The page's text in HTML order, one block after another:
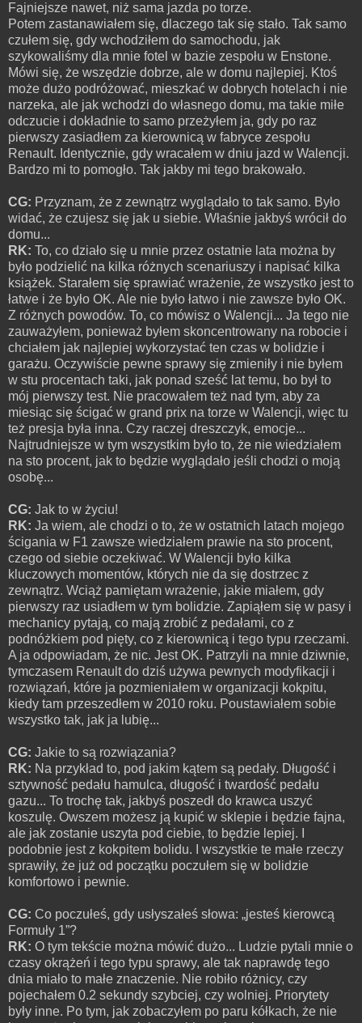
Fajniejsze nawet, niż sama jazda po torze.
Potem zastanawiałem się, dlaczego tak się stało. Tak samo
czułem się, gdy wchodziłem do samochodu, jak
szykowaliśmy dla mnie fotel w bazie zespołu w Enstone.
Mówi się, że wszędzie dobrze, ale w domu najlepiej. Ktoś
może dużo podróżować, mieszkać w dobrych hotelach i nie
narzeka, ale jak wchodzi do własnego domu, ma takie miłe
odczucie i dokładnie to samo przeżyłem ja, gdy po raz
pierwszy zasiadłem za kierownicą w fabryce zespołu
Renault. Identycznie, gdy wracałem w dniu jazd w Walencji.
Bardzo mi to pomogło. Tak jakby mi tego brakowało.
CG: Przyznam, że z zewnątrz wyglądało to tak samo. Było
widać, że czujesz się jak u siebie. Właśnie jakbyś wrócił do
domu...
RK: To, co działo się u mnie przez ostatnie lata można by
było podzielić na kilka różnych scenariuszy i napisać kilka
książek. Starałem się sprawiać wrażenie, że wszystko jest to
łatwe i że było OK. Ale nie było łatwo i nie zawsze było OK.
Z różnych powodów. To, co mówisz o Walencji... Ja tego nie
zauważyłem, ponieważ byłem skoncentrowany na robocie i
chciałem jak najlepiej wykorzystać ten czas w bolidzie i
garażu. Oczywiście pewne sprawy się zmieniły i nie byłem
w stu procentach taki, jak ponad sześć lat temu, bo był to
mój pierwszy test. Nie pracowałem też nad tym, aby za
miesiąc się ścigać w grand prix na torze w Walencji, więc tu
też presja była inna. Czy raczej dreszczyk, emocje...
Najtrudniejsze w tym wszystkim było to, że nie wiedziałem
na sto procent, jak to będzie wyglądało jeśli chodzi o moją
osobę...
CG: Jak to w życiu!
RK: Ja wiem, ale chodzi o to, że w ostatnich latach mojego
ścigania w F1 zawsze wiedziałem prawie na sto procent,
czego od siebie oczekiwać. W Walencji było kilka
kluczowych momentów, których nie da się dostrzec z
zewnątrz. Wciąż pamiętam wrażenie, jakie miałem, gdy
pierwszy raz usiadłem w tym bolidzie. Zapiąłem się w pasy i
mechanicy pytają, co mają zrobić z pedałami, co z
podnóżkiem pod pięty, co z kierownicą i tego typu rzeczami.
A ja odpowiadam, że nic. Jest OK. Patrzyli na mnie dziwnie,
tymczasem Renault do dziś używa pewnych modyfikacji i
rozwiązań, które ja pozmieniałem w organizacji kokpitu,
kiedy tam przeszedłem w 2010 roku. Poustawiałem sobie
wszystko tak, jak ja lubię...
CG: Jakie to są rozwiązania?
RK: Na przykład to, pod jakim kątem są pedały. Długość i
sztywność pedału hamulca, długość i twardość pedału
gazu... To trochę tak, jakbyś poszedł do krawca uszyć
koszulę. Owszem możesz ją kupić w sklepie i będzie fajna,
ale jak zostanie uszyta pod ciebie, to będzie lepiej. I
podobnie jest z kokpitem bolidu. I wszystkie te małe rzeczy
sprawiły, że już od początku poczułem się w bolidzie
komfortowo i pewnie.
CG: Co poczułeś, gdy usłyszałeś słowa: „jesteś kierowcą
Formuły 1”?
RK: O tym tekście można mówić dużo... Ludzie pytali mnie o
czasy okrążeń i tego typu sprawy, ale tak naprawdę tego
dnia miało to małe znaczenie. Nie robiło różnicy, czy
pojechałem 0.2 sekundy szybciej, czy wolniej. Priorytety
były inne. Po tym, jak zobaczyłem po paru kółkach, że nie